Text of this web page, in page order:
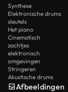
Synthese
Elektronische drums
sleutels
Het piano
Cinematisch
zachtjes
elektronisch
omgevingen
Stringeren
Akustische drums
Afbeeldingen